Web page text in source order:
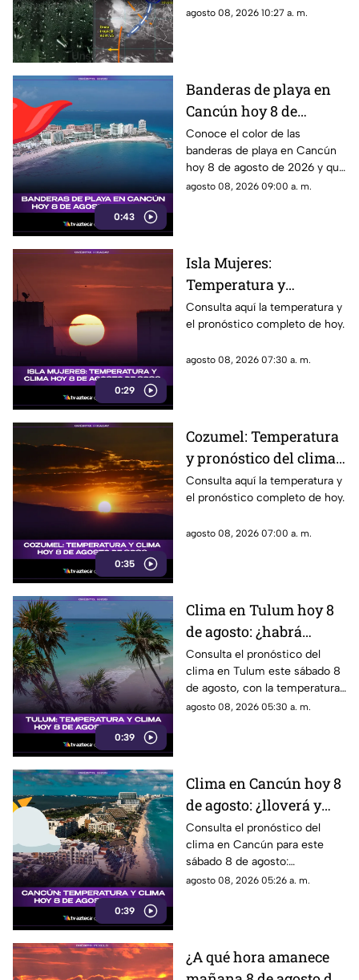
Cancún y el resto del
en Cancún y el resto de
agosto 08, 2026 10:27 a. m.
0:43
Banderas de playa en
Cancún hoy 8 de
agosto: ¿qué color
ondea y qué significa?
Conoce el color de las
banderas de playa en Cancún
hoy 8 de agosto de 2026 y qué
significa para los visitantes.
agosto 08, 2026 09:00 a. m.
0:29
Isla Mujeres:
Temperatura y
pronóstico del clima
para hoy, 8 de agosto de
Consulta aquí la temperatura y
el pronóstico completo de hoy.
agosto 08, 2026 07:30 a. m.
0:35
Cozumel: Temperatura
y pronóstico del clima
para hoy, 8 de agosto de
2026
Consulta aquí la temperatura y
el pronóstico completo de hoy.
agosto 08, 2026 07:00 a. m.
0:39
Clima en Tulum hoy 8
de agosto: ¿habrá
lluvias y qué
temperatura se espera?
Consulta el pronóstico del
clima en Tulum este sábado 8
de agosto, con la temperatura
y las condiciones del tiempo.
agosto 08, 2026 05:30 a. m.
0:39
Clima en Cancún hoy 8
de agosto: ¿lloverá y
qué temperatura habrá
este sábado?
Consulta el pronóstico del
clima en Cancún para este
sábado 8 de agosto:
temperatura, lluvias y
agosto 08, 2026 05:26 a. m.
¿A qué hora amanece